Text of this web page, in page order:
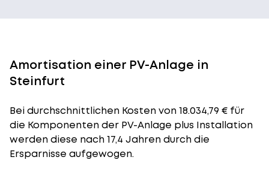
Amortisation einer PV-Anlage in
Steinfurt
Bei durchschnittlichen Kostenvon 18.034,79 € für
die Komponenten der PV-Anlage plus Installation
werden diese nach 17,4 Jahren durch die
Ersparnisse aufgewogen.